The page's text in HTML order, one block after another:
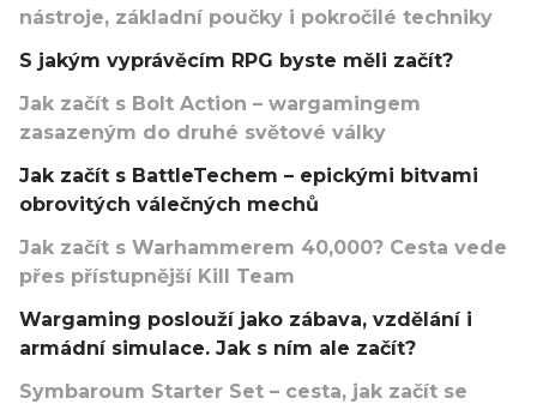
nástroje, základní poučky i pokročilé techniky
S jakým vyprávěcím RPG byste měli začít?
Jak začít s Bolt Action – wargamingem
zasazeným do druhé světové války
Jak začít s BattleTechem – epickými bitvami
obrovitých válečných mechů
Jak začít s Warhammerem 40,000? Cesta vede
přes přístupnější Kill Team
Wargaming poslouží jako zábava, vzdělání i
armádní simulace. Jak s ním ale začít?
Symbaroum Starter Set – cesta, jak začít se